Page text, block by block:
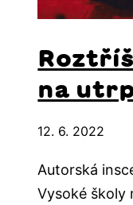
na
12. 6. 2022
Autorská
Vysoké školy